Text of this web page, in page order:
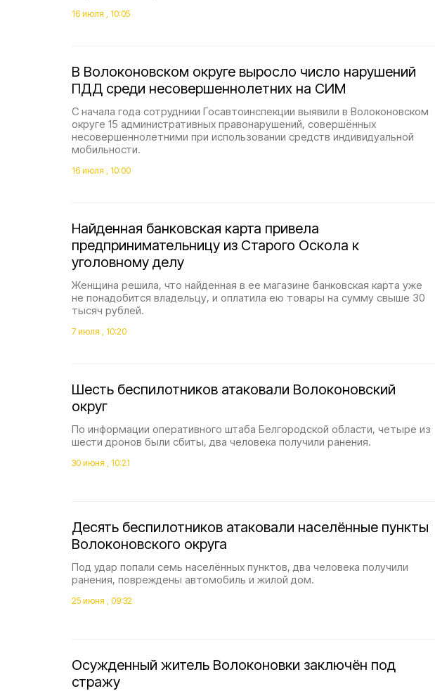
16 июля , 10:05
В Волоконовском округе выросло число нарушений
ПДД среди несовершеннолетних на СИМ
С начала года сотрудники Госавтоинспекции выявили в Волоконовском
округе 15 административных правонарушений, совершённых
несовершеннолетними при использовании средств индивидуальной
мобильности.
16 июля , 10:00
Найденная банковская карта привела
предпринимательницу из Старого Оскола к
уголовному делу
Женщина решила, что найденная в ее магазине банковская карта уже
не понадобится владельцу, и оплатила ею товары на сумму свыше 30
тысяч рублей.
7 июля , 10:20
Шесть беспилотников атаковали Волоконовский
округ
По информации оперативного штаба Белгородской области, четыре из
шести дронов были сбиты, два человека получили ранения.
30 июня , 10:21
Десять беспилотников атаковали населённые пункты
Волоконовского округа
Под удар попали семь населённых пунктов, два человека получили
ранения, повреждены автомобиль и жилой дом.
25 июня , 09:32
Осужденный житель Волоконовки заключён под
стражу